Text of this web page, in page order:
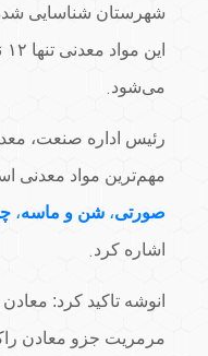
شهرستان شناسایی
این مواد معدنی تنها ۱۲
می‌شود.
رئیس اداره صنعت،
مهم‌ترین مواد معدنی
صورتی، شن و ماسه،
اشاره کرد.
انوشه تاکید کرد:
مرمریت جزو معادن